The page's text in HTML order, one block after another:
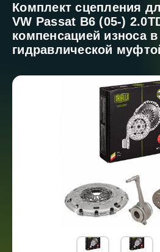
Комплект сцепления
VW Passat B6 (05-)
компенсацией износа
гидравлической